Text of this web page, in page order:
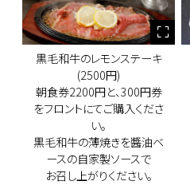
黒毛和牛のレモンステーキ
(2500円)
朝食券2200円と、300円券
をフロントにてご購入くださ
い。
黒毛和牛の薄焼きを醬油ベ
ースの自家製ソースで
お召し上がりください。